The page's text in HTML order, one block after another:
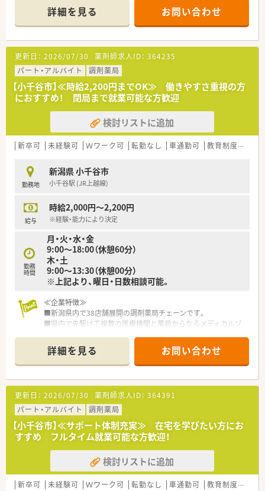
ます。
■老人保健施設、特別養護老人ホームの調剤も受けつけていま
す。
■処方枚数は1日50枚程度。薬剤師さん常時2名体制で運営して
います。
■新薬とジェネリックの比率は14：86。ジェネリック処方にも力
を入れています。
■創業1店舗目の歴史ある店舗です。
＜長期就業にオススメです＞
■ご経験に応じて、資格手当（65,000円）や加給手当（最大50,000
円まで）がございます。
■基本的に異動はなく、同じ店舗で長く働けるよう配慮してま
す。
＜こんな企業です＞
■新潟県長岡市に本社を置き、調剤薬局の経営・一般医薬品の販
売、医療用具、福祉用具のレンタル・販売を行っています。
ッグストア1店舗（小千谷市）、介護レンタル店1店舗（小千谷市）
を運営しています。
詳細を見る お問い合わせ
更新日： 2026/07/30 薬剤師求人ID： 364235
パート・アルバイト
調剤薬局
【小千谷市】≪時給2,200円までOK≫ 働きやすさ重視の方
におすすめ！ 閉局まで就業可能な方歓迎
検討リストに追加
新卒可 未経験可 Ｗワーク可 転勤なし 車通勤可 教育制度あり
勤務地
新潟県 小千谷市
小千谷駅 (JR上越線)
給与
時給2,000円～2,200円
※経験・能力により決定
勤務
時間
月・火・水・金
9:00～18:00（休憩60分）
木・土
9:00～13:30（休憩00分）
※上記より、曜日・日数相談可能。
≪企業特徴≫
■新潟県内で38店舗展開の調剤薬局チェーンです。
■県内で先駆けて複数の医療機関と薬局からなるメディカルゾ
■今後も更なる店舗出店を計画中です。
■成長企業でスキルアップ＆キャリアアップ叶います。
■業界内でも高給与水準で、スキル経験に応じて年収600万円も
目指せます！
≪職場環境≫
■頑張りがきちんと評価され、昇給にもつながる企業です。
■ご経験よりも意欲重視の採用をしております。
■在宅医療などこれからの時代に求められる薬剤師のスキルを
積むことができます。
■若手薬剤師が多数活躍中です！！
■薬剤師・調剤事務などの人員配置が手厚く、対人業務にしっか
りと向き合える環境です。
■この店舗は外来対応のほか、在宅にも注力しています。
詳細を見る お問い合わせ
更新日： 2026/07/30 薬剤師求人ID： 364391
パート・アルバイト
調剤薬局
【小千谷市】≪サポート体制充実≫ 在宅を学びたい方にお
すすめ フルタイム就業可能な方歓迎！
検討リストに追加
新卒可 未経験可 Ｗワーク可 転勤なし 車通勤可 教育制度あり